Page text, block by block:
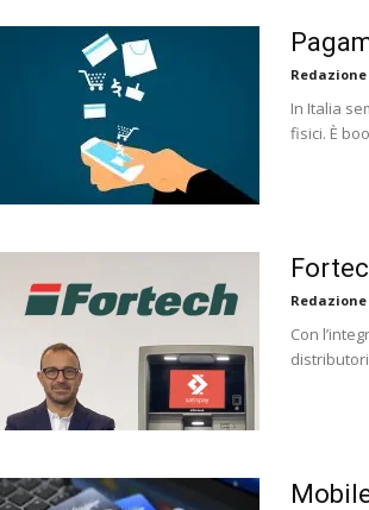
In Italia
fisici. È
Con